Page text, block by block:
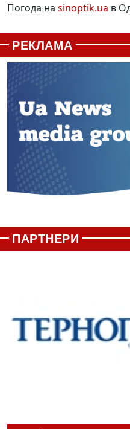
Погода на sinoptik.ua в
РЕКЛАМА
ПАРТНЕРИ